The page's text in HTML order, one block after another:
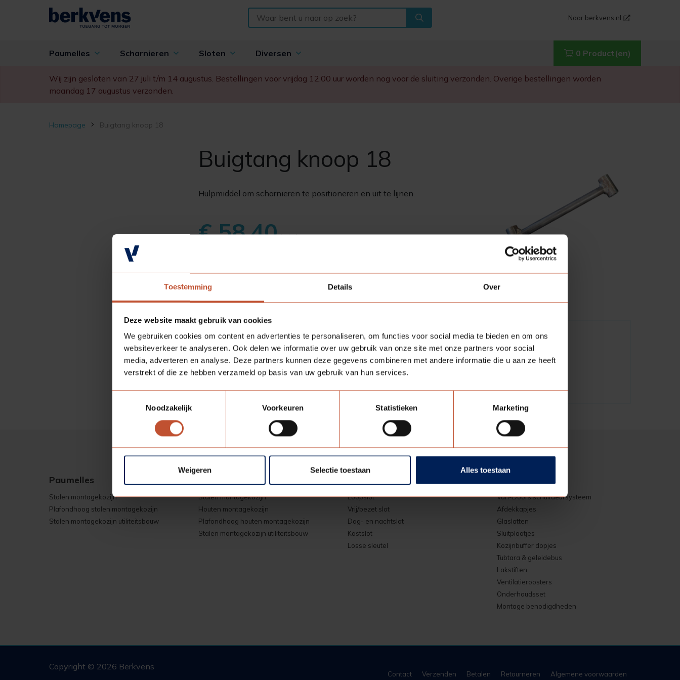
Toestemming Details Over
Deze website maakt gebruik van cookies
We gebruiken cookies om content en advertenties te personaliseren, om functies voor social media te bieden en om ons
websiteverkeer te analyseren. Ook delen we informatie over uw gebruik van onze site met onze partners voor social
media, adverteren en analyse. Deze partners kunnen deze gegevens combineren met andere informatie die u aan ze heeft
verstrekt of die ze hebben verzameld op basis van uw gebruik van hun services.
Noodzakelijk
Voorkeuren Statistieken Marketing
Weigeren Selectie toestaan Alles toestaan
Naar berkvens.nl
Paumelles Scharnieren Sloten Diversen 0 Product(en)
Wij zijn gesloten van 27 juli t/m 14 augustus. Bestellingen voor vrijdag 12.00 uur worden nog voor de sluiting verzonden. Overige bestellingen worden
maandag 17 augustus verzonden.
Homepage Buigtang knoop 18
Buigtang knoop 18
Hulpmiddel om scharnieren te positioneren en uit te lijnen.
€ 58,40 / stuk
Aantal: Bestellen
Specificaties
Artikelnummer BUIGTANG18
Paumelles
Stalen montagekozijn
Plafondhoog stalen montagekozijn
Stalen montagekozijn utiliteitsbouw
Stalen montagekozijn
Houten montagekozijn
Plafondhoog houten montagekozijn
Stalen montagekozijn utiliteitsbouw
Loopslot
Vrij/bezet slot
Dag- en nachtslot
Kastslot
Losse sleutel
Vari-Doors schuifdeursysteem
Afdekkapjes
Glaslatten
Sluitplaatjes
Kozijnbuffer dopjes
Tubtara & geleidebus
Lakstiften
Ventilatieroosters
Onderhoudsset
Montage benodigdheden
Copyright © 2026 Berkvens
Contact Verzenden Betalen Retourneren Algemene voorwaarden